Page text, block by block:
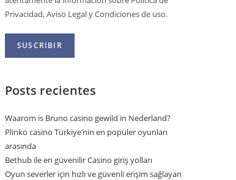
Privacidad, Aviso Legal y Condiciones de uso.
Posts recientes
Waarom is Bruno casino gewild in Nederland?
Plinko casino Türkiye’nin en popüler oyunları
arasında
Bethub ile en güvenilir Casino giriş yolları
Oyun severler için hızlı ve güvenli erişim sağlayan